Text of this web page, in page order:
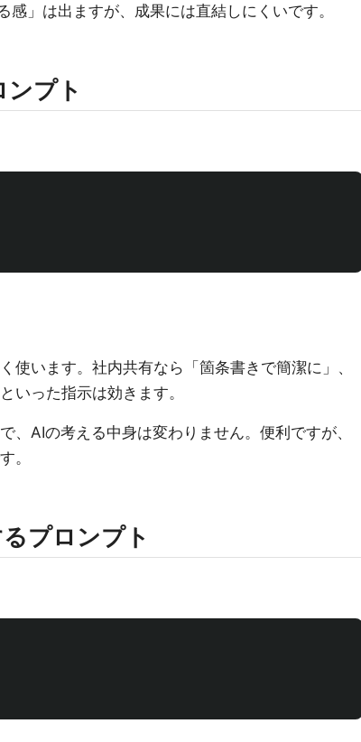
」は出ますが、成果には直結しにくいです。
プト
使います。社内共有なら「箇条書きで簡潔に」、
いった指示は効きます。
、AIの考える中身は変わりません。便利ですが、
。
プロンプト